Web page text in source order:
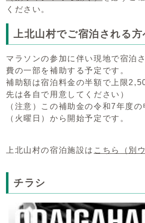
ください。
上北山村でご宿泊される方
マラソンの参加に伴い現地で宿泊
費の一部を補助する予定です。
補助額は宿泊料金の半額で上限
先は各自で用意してください）
（注意）この補助金の令和7年度
（火曜日）から開始予定です。
上北山村の宿泊施設は こちら （別
チラシ